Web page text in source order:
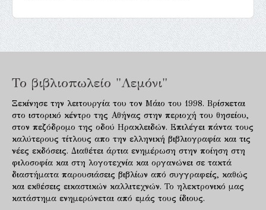
Το βιβλιοπωλείο "Λεμόνι"
Ξεκίνησε την λειτουργία του τον Μάιο του 1998. Βρίσκεται
στο ιστορικό κέντρο της Αθήνας στην περιοχή του θησείου,
στον πεζόδρομο της οδού Ηρακλειδών. Επιλέγει πάντα τους
καλύτερους τίτλους απο την ελληνική βιβλιογραφία και τις
νέες εκδόσεις. Διαθέτει άρτια ενημέρωση στην ποίηση στη
φιλοσοφία και στη λογοτεχνία και οργανώνει σε τακτά
διαστήματα παρουσιάσεις βιβλίων από συγγραφείς, καθώς
και εκθέσεις εικαστικών καλλιτεχνών. Το ηλεκτρονικό μας
κατάστημα ενημερώνεται από εμάς τους ίδιους.